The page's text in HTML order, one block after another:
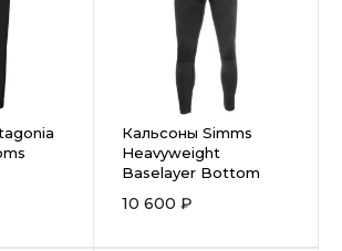
Кальсоны Simms
Heavyweight
Baselayer Bottom
10 600 ₽